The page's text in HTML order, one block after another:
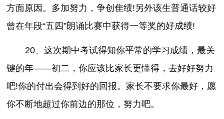
方面原因。多加努力，争创隹绩!另外该生普通话较好
曾在年段“五四”朗诵比赛中获得一等奖的好成绩!
20、这次期中考试得知你平常的学习成绩，最关
键的年——初二，你应该比家长更懂得，去好好努力
吧!你的付出会得到好的回报。家长不要求你最好，愿
你不断地超过你前边的那位，努力吧。